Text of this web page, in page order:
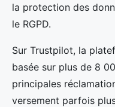
la protection des
le RGPD.
Sur Trustpilot, la
basée sur plus de 8
principales
versement parfois